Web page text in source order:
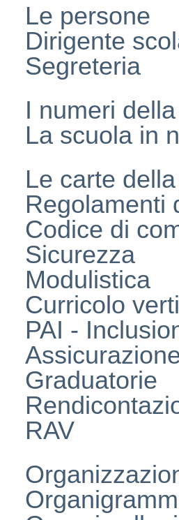
Le persone
Dirigente
Segreteria
I numeri
La scuola in
Le carte
Regolamenti
Codice di
Sicurezza
Modulistica
Curricolo
PAI -
Graduatorie
RAV